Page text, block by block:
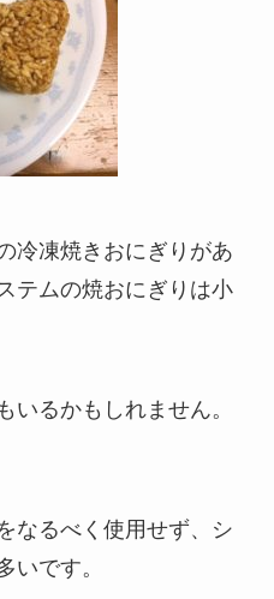
冷凍焼きおにぎりがあ
テムの焼おにぎりは小
いるかもしれません。
なるべく使用せず、シ
いです。